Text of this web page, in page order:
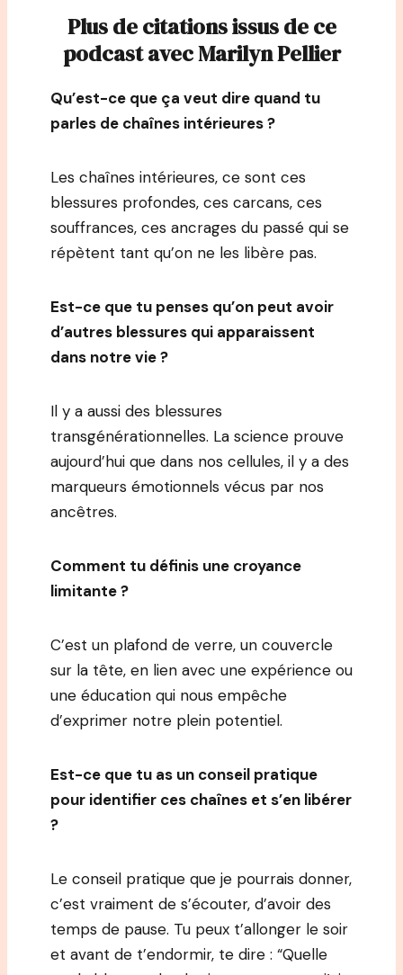
Plus de citations issus de ce
podcast avec Marilyn Pellier
Qu’est-ce que ça veut dire quand tu
parles de chaînes intérieures ?
Les chaînes intérieures, ce sont ces
blessures profondes, ces carcans, ces
souffrances, ces ancrages du passé qui se
répètent tant qu’on ne les libère pas.
Est-ce que tu penses qu’on peut avoir
d’autres blessures qui apparaissent
dans notre vie ?
Il y a aussi des blessures
transgénérationnelles. La science prouve
aujourd’hui que dans nos cellules, il y a des
marqueurs émotionnels vécus par nos
ancêtres.
Comment tu définis une croyance
limitante ?
C’est un plafond de verre, un couvercle
sur la tête, en lien avec une expérience ou
une éducation qui nous empêche
d’exprimer notre plein potentiel.
Est-ce que tu as un conseil pratique
pour identifier ces chaînes et s’en libérer
?
Le conseil pratique que je pourrais donner,
c’est vraiment de s’écouter, d’avoir des
temps de pause. Tu peux t’allonger le soir
et avant de t’endormir, te dire : “Quelle